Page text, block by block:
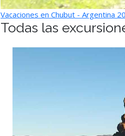
Vacaciones en Chubut - Argentina
Todas las